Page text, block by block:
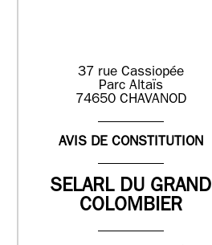
37 rue Cassiopée
Parc Altaïs
74650 CHAVANOD
AVIS DE CONSTITUTION
SELARL DU GRAND
COLOMBIER